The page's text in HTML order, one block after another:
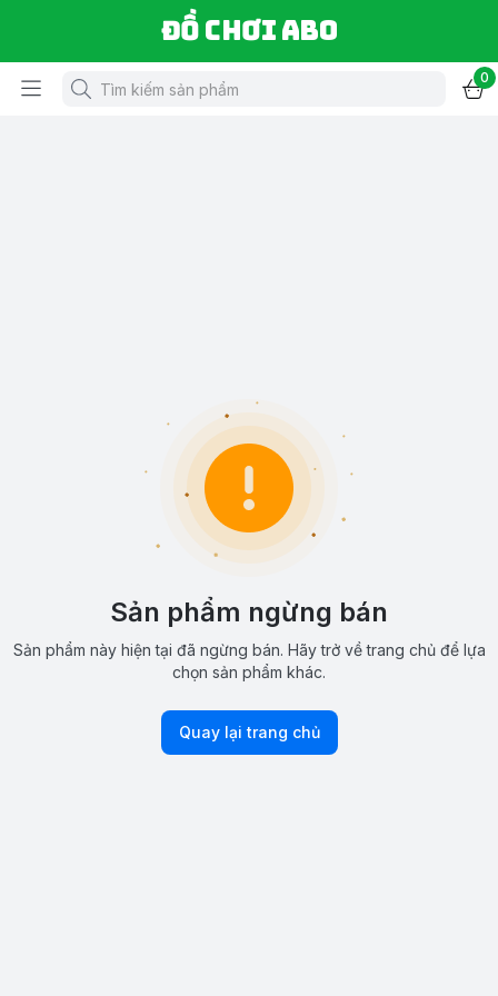
Đồ chơi ABO
0
Sản phẩm ngừng bán
Sản phẩm này hiện tại đã ngừng bán. Hãy trở về trang chủ để lựa
chọn sản phẩm khác.
Quay lại trang chủ